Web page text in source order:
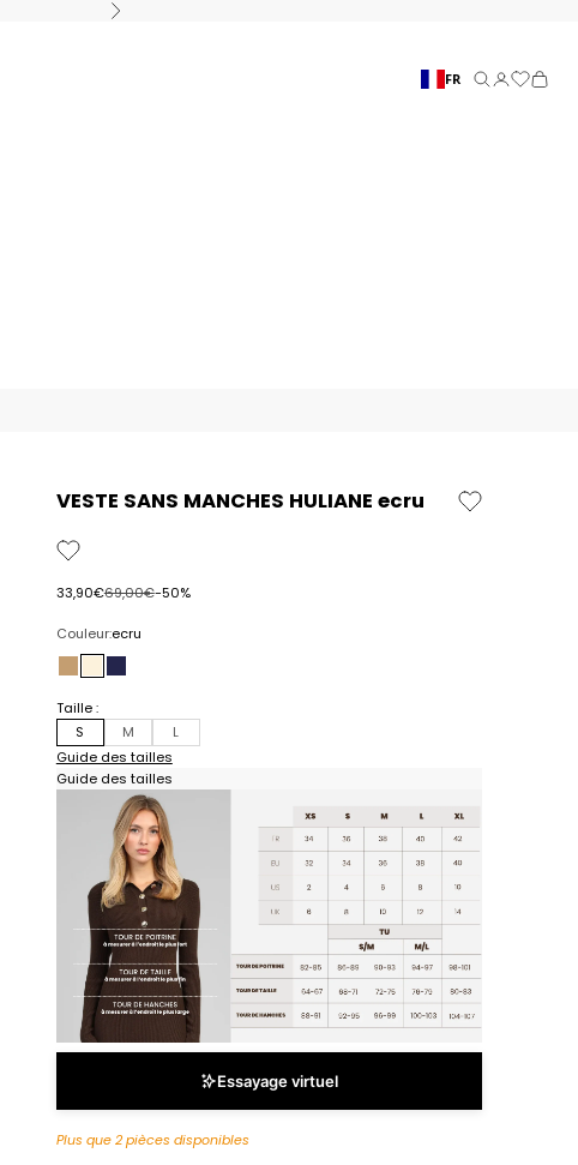
Suivant
FR Recherche
Connexion
Panier
VESTE SANS MANCHES HULIANE ecru
Prix de vente
33,90€Prix normal
69,00€-50%
Couleur:ecru
camel
ecruindigo
Taille :
S
M
L
Guide des tailles
Guide des tailles
Essayage virtuel
Plus que 2 pièces disponibles